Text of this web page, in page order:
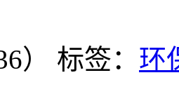
） 标签： 环